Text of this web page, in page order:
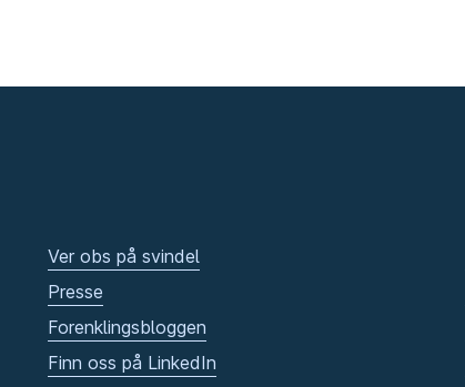
Ver obs på svindel
Presse
Forenklingsbloggen
Finn oss på LinkedIn